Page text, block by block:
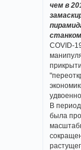
чем в
COVID-​
В
была